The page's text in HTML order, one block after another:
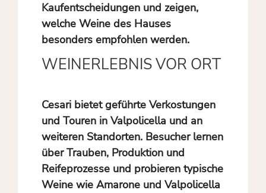
Kaufentscheidungen und zeigen,
welche Weine des Hauses
besonders empfohlen werden.
WEINERLEBNIS VOR ORT
Cesari bietet geführte Verkostungen
und Touren in Valpolicella und an
weiteren Standorten. Besucher lernen
über Trauben, Produktion und
Reifeprozesse und probieren typische
Weine wie Amarone und Valpolicella